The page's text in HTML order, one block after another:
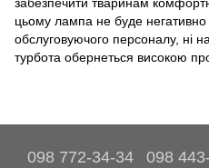
цьому лампа не буде негативно
обслуговуючого персоналу, ні
турбота обернеться високою
098 772-34-34 098